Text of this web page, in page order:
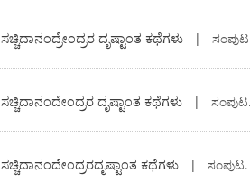
ಸಚ್ಚಿದಾನಂದ್ರೇಂದ್ರರ ದೃಷ್ಟಾಂತ ಕಥೆಗಳು |
ಸಚ್ಚಿದಾನಂದೇಂದ್ರರ ದೃಷ್ಟಾಂತ ಕಥೆಗಳು |
ಸಚ್ಚಿದಾನಂದೇಂದ್ರರದೃಷ್ಟಾಂತ ಕಥೆಗಳು | ಸಂಪುಟ.